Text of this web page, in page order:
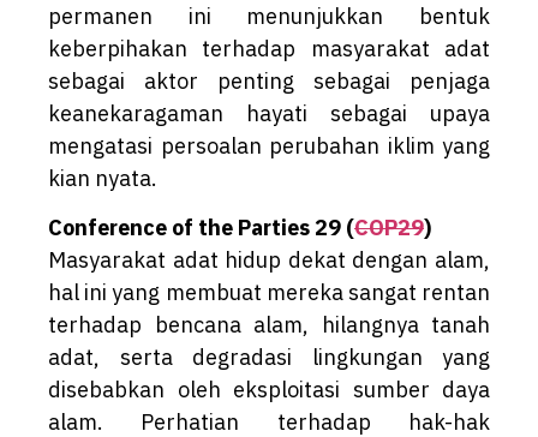
permanen ini menunjukkan bentuk
keberpihakan terhadap masyarakat adat
sebagai aktor penting sebagai penjaga
keanekaragaman hayati sebagai upaya
mengatasi persoalan perubahan iklim yang
kian nyata.
Conference of the Parties 29 (COP29)
Masyarakat adat hidup dekat dengan alam,
hal ini yang membuat mereka sangat rentan
terhadap bencana alam, hilangnya tanah
adat, serta degradasi lingkungan yang
disebabkan oleh eksploitasi sumber daya
alam. Perhatian terhadap hak-hak